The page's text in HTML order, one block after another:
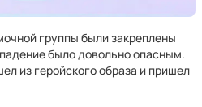
группы были закреплены
было довольно опасным.
из геройского образа и пришел